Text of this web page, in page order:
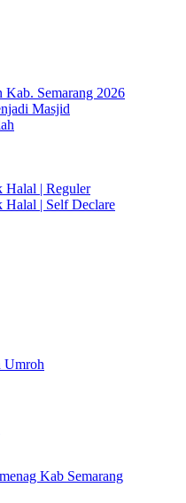
Kab. Semarang 2026
Masjid
Halal | Reguler
Halal | Self Declare
Umroh
Kab Semarang